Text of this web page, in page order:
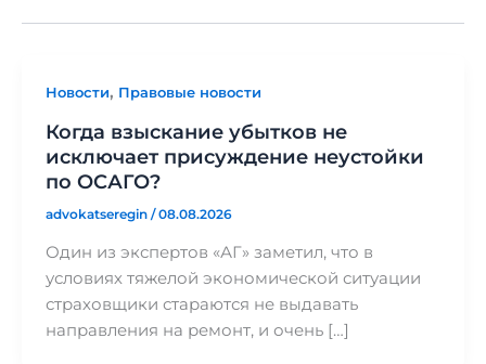
Новости, Правовые новости
Когда взыскание убытков не
исключает присуждение неустойки
по ОСАГО?
advokatseregin /08.08.2026
Один из экспертов «АГ» заметил, что в
условиях тяжелой экономической ситуации
страховщики стараются не выдавать
направления на ремонт, и очень […]